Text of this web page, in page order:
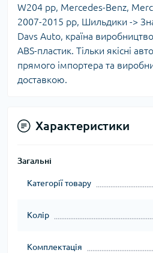
W204 рр, Mercedes-Benz,
2007-2015 рр, Шильдики ->
Davs Auto, країна
ABS-пластик. Тільки якісні
прямого імпортера та
доставкою.
Характеристики
Загальні
Категорії товару
Колір
Комплектація